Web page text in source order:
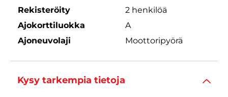
Rekisteröity
2 henkilöä
Ajokorttiluokka
A
Ajoneuvolaji
Moottoripyörä
Kysy tarkempia tietoja